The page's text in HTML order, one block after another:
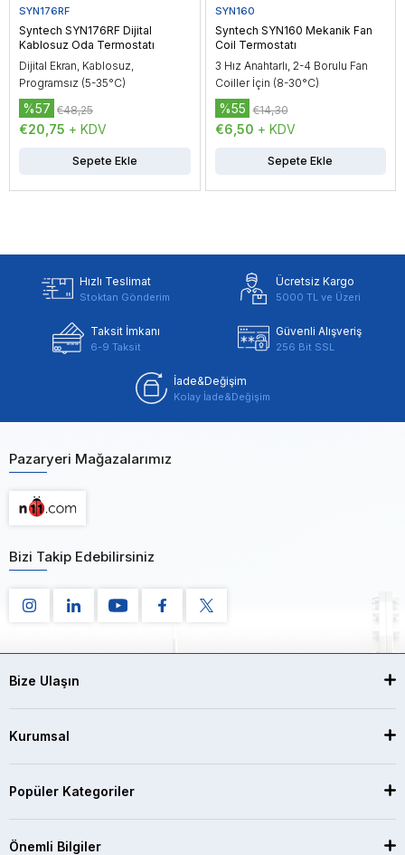
SYN160
Syntech SYN160 Mekanik Fan
Coil Termostatı
3 Hız Anahtarlı, 2-4 Borulu Fan
Coiller İçin (8-30°C)
%55
€6,50+ KDV
€14,30
Sepete Ekle
ALT-SB100
Siemens ALT-SB100 Sensör
Kovanı
Sensör Kovanı, L= 100mm
%58
€7,06 + KDV
€16,80
Sepete Ekle
Hızlı Teslimat
Stoktan Gönderim
Ücretsiz Kargo
5000 TL ve Üzeri
Taksit İmkanı
6-9 Taksit
Güvenli Alışveriş
256 Bit SSL
İade&Değişim
Kolay İade&Değişim
Pazaryeri Mağazalarımız
Bizi Takip Edebilirsiniz
Bize Ulaşın
Kurumsal
Popüler Kategoriler
Önemli Bilgiler